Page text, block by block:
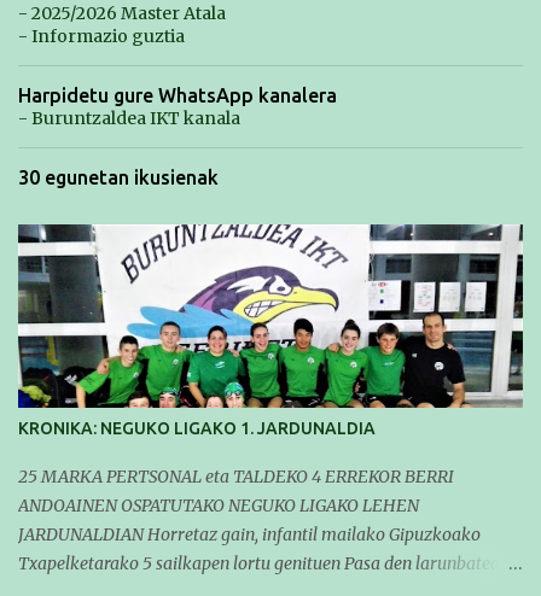
- 2025/2026 Master Atala
- Informazio guztia
Harpidetu gure WhatsApp kanalera
- Buruntzaldea IKT kanala
30 egunetan ikusienak
KRONIKA: NEGUKO LIGAKO 1. JARDUNALDIA
25 MARKA PERTSONAL eta TALDEKO 4 ERREKOR BERRI
ANDOAINEN OSPATUTAKO NEGUKO LIGAKO LEHEN
JARDUNALDIAN Horretaz gain, infantil mailako Gipuzkoako
Txapelketarako 5 sailkapen lortu genituen Pasa den larunbatean